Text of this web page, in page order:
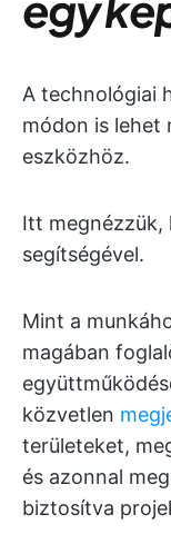
A technológiai
módon is lehet
eszközhöz.
Itt megnézzük,
segítségével.
Mint a
magában
közvetlen
területeket,
és azonnal
biztosítva